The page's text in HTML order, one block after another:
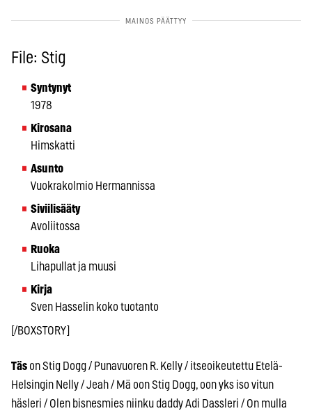
File: Stig
Syntynyt
1978
Kirosana
Himskatti
Asunto
Vuokrakolmio Hermannissa
Siviilisääty
Avoliitossa
Ruoka
Lihapullat ja muusi
Kirja
Sven Hasselin koko tuotanto
[/BOXSTORY]
Täs on Stig Dogg / Punavuoren R. Kelly / itseoikeutettu Etelä-
Helsingin Nelly / Jeah / Mä oon Stig Dogg, oon yks iso vitun
häsleri / Olen bisnesmies niinku daddy Adi Dassleri / On mulla